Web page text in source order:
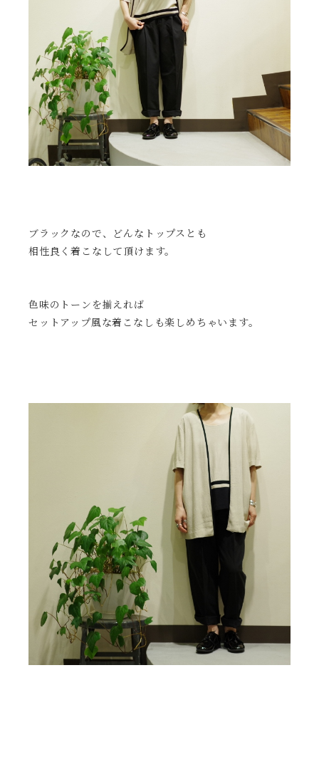
ブラックなので、どんなトップスとも
相性良く着こなして頂けます。
色味のトーンを揃えれば
セットアップ風な着こなしも楽しめちゃいます。